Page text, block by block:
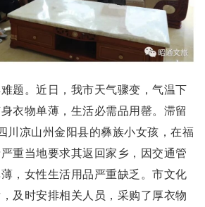
题。近日，我市天气骤变，气温下
衣物单薄，生活必需品用罄。滞留
川凉山州金阳县的彝族小女孩，在福
重当地要求其返回家乡，因交通管
，女性生活用品严重缺乏。市文化
及时安排相关人员，采购了厚衣物